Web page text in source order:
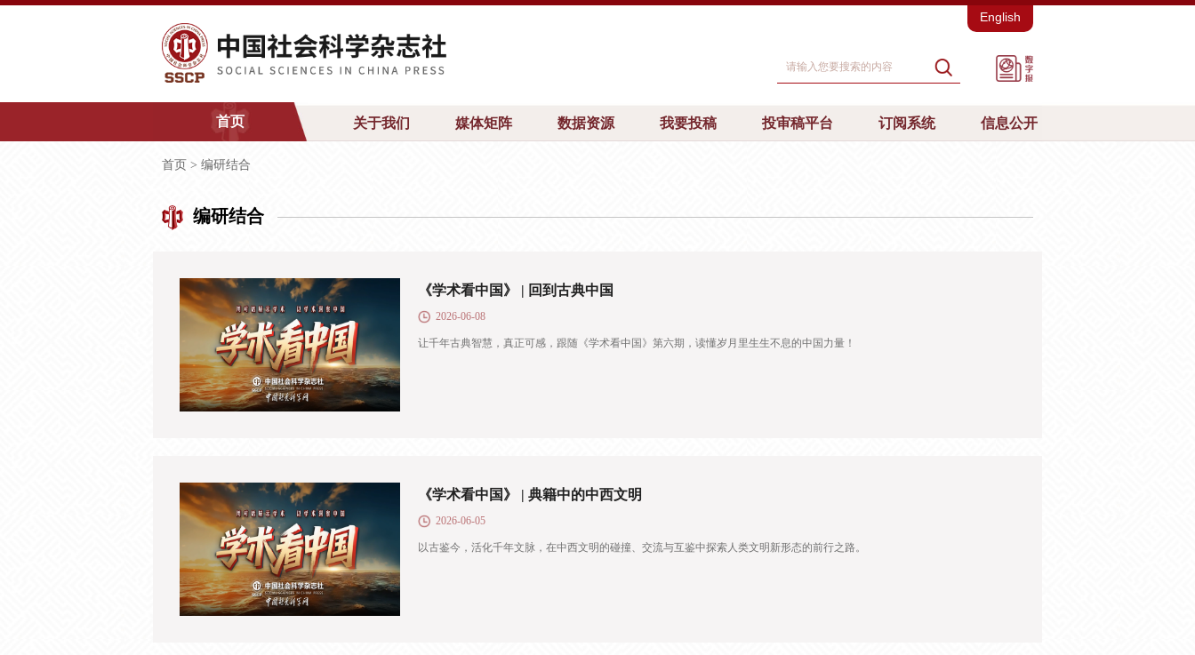
English
首页 关于我们 媒体矩阵 数据资源 我要投稿 投审稿平台 订阅系统 信息公开
首页 > 编研结合
编研结合
《学术看中国》 | 回到古典中国
2026-06-08
让千年古典智慧，真正可感，跟随《学术看中国》第六期，读懂岁月里生生不息的中国力量！
《学术看中国》 | 典籍中的中西文明
2026-06-05
以古鉴今，活化千年文脉，在中西文明的碰撞、交流与互鉴中探索人类文明新形态的前行之路。